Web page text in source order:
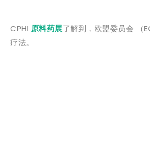
CPHI 原料药展了解到，欧盟委员会
疗法。